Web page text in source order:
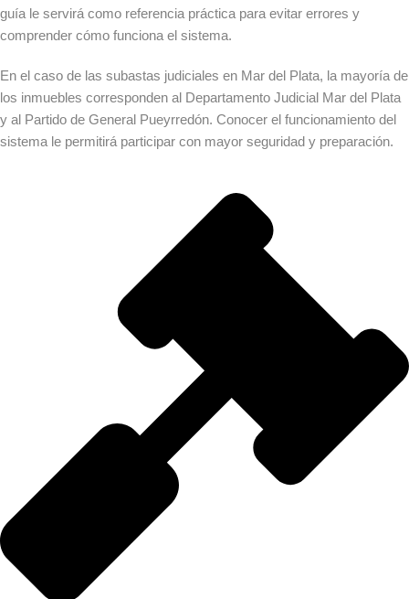
guía le servirá como referencia práctica para evitar errores y
comprender cómo funciona el sistema.
En el caso de las subastas judiciales en Mar del Plata, la mayoría de
los inmuebles corresponden al Departamento Judicial Mar del Plata
y al Partido de General Pueyrredón. Conocer el funcionamiento del
sistema le permitirá participar con mayor seguridad y preparación.